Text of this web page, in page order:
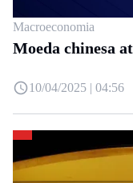
Macroeconomia
Moeda chinesa
10/04/2025 | 04:56